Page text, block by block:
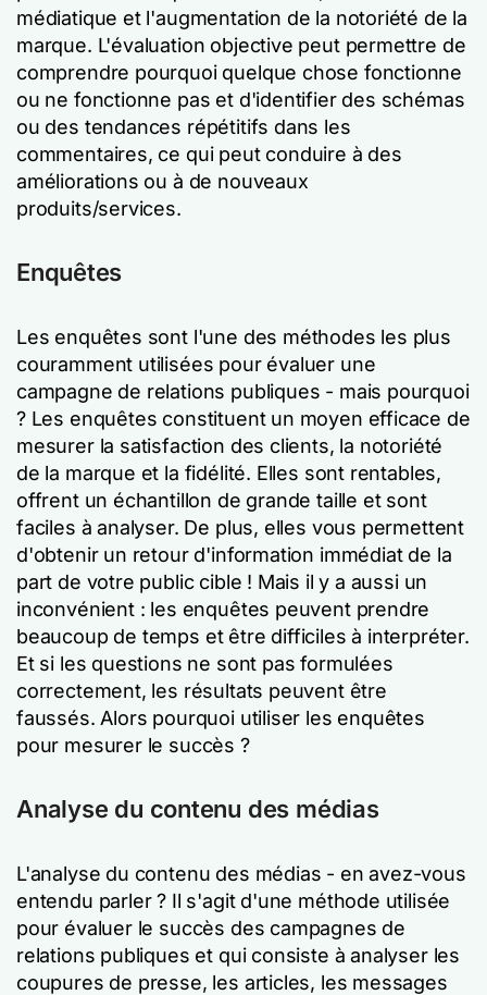
médiatique et l'augmentation de la notoriété de la
marque. L'évaluation objective peut permettre de
comprendre pourquoi quelque chose fonctionne
ou ne fonctionne pas et d'identifier des schémas
ou des tendances répétitifs dans les
commentaires, ce qui peut conduire à des
améliorations ou à de nouveaux
produits/services.
Enquêtes
Les enquêtes sont l'une des méthodes les plus
couramment utilisées pour évaluer une
campagne de relations publiques - mais pourquoi
? Les enquêtes constituent un moyen efficace de
mesurer la satisfaction des clients, la notoriété
de la marque et la fidélité. Elles sont rentables,
offrent un échantillon de grande taille et sont
faciles à analyser. De plus, elles vous permettent
d'obtenir un retour d'information immédiat de la
part de votre public cible ! Mais il y a aussi un
inconvénient : les enquêtes peuvent prendre
beaucoup de temps et être difficiles à interpréter.
Et si les questions ne sont pas formulées
correctement, les résultats peuvent être
faussés. Alors pourquoi utiliser les enquêtes
pour mesurer le succès ?
Analyse du contenu des médias
L'analyse du contenu des médias - en avez-vous
entendu parler ? Il s'agit d'une méthode utilisée
pour évaluer le succès des campagnes de
relations publiques et qui consiste à analyser les
coupures de presse, les articles, les messages